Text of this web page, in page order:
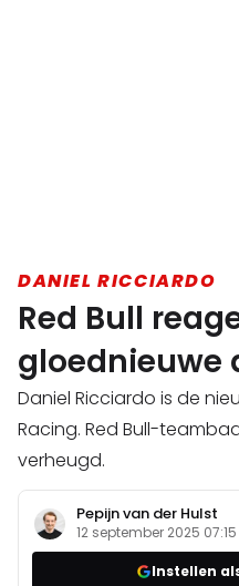
DANIEL RICCIARDO
Red Bull
gloednieuwe
Daniel Ricciardo is de
Racing. Red Bull-
verheugd.
Pepijn van der Hulst
12 september 2025 07:15
Instellen